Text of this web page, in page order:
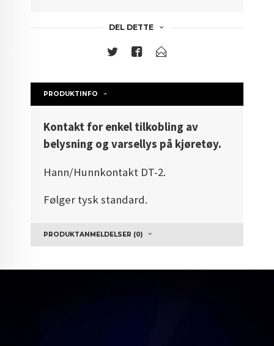
DEL DETTE
PRODUKTINFO
Kontakt for enkel tilkobling av
belysning og varsellys på kjøretøy.
Hann/Hunnkontakt DT-2.
Følger tysk standard.
PRODUKTANMELDELSER (0)